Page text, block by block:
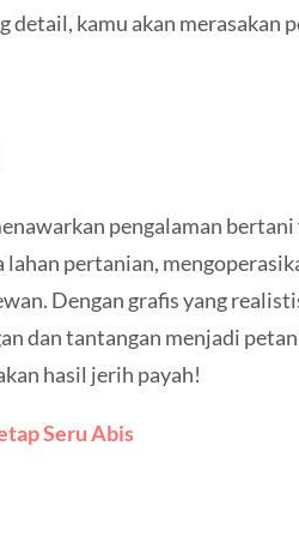
detail, kamu akan merasakan
pengalaman bertani
pertanian,
Dengan grafis yang
dan tantangan menjadi
hasil jerih payah!
Seru Abis